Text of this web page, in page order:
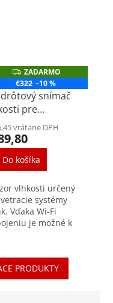
Z
A
D
A
R
M
O
ZADARMO
€322 –10 %
snímač
pre
jednotky
vrátane DPH
Do košíka
vlhkosti určený
systémy
Vďaka Wi-Fi
je možné k
kedykoľvek.
dizajn bude
do...
PRODUKTY